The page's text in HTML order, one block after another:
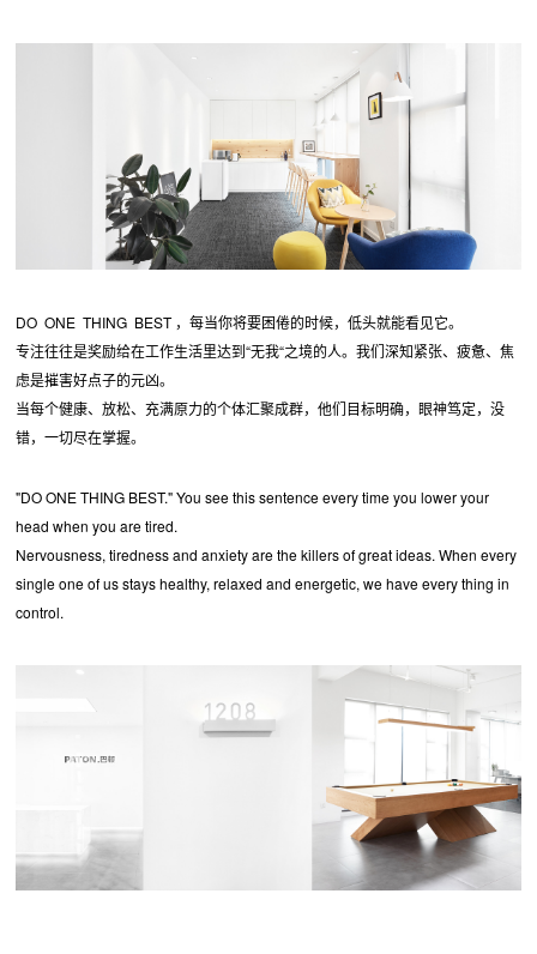
DO ONE THING BEST ，每当你将要困倦的时候，低头就能看见它。
专注往往是奖励给在工作生活里达到“无我“之境的人。我们深知紧张、疲惫、焦
虑是摧害好点子的元凶。
当每个健康、放松、充满原力的个体汇聚成群，他们目标明确，眼神笃定，没
错，一切尽在掌握。
"DO ONE THING BEST." You see this sentence every time you lower your
head when you are tired.
Nervousness, tiredness and anxiety are the killers of great ideas. When every
single one of us stays healthy, relaxed and energetic, we have every thing in
control.